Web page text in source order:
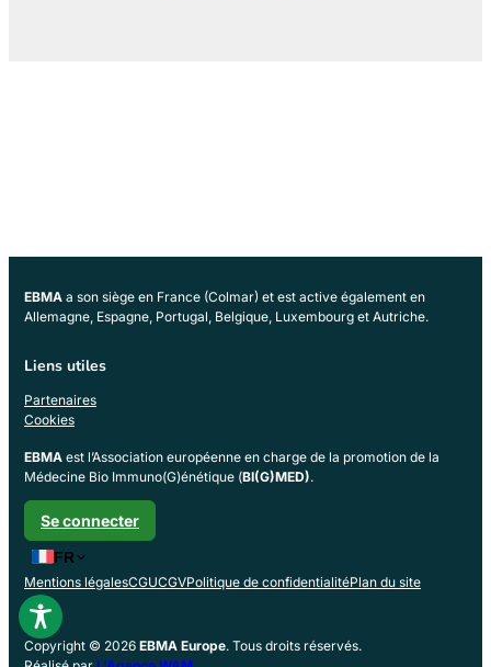
EBMA a son siège en France (Colmar) et est active également en
Allemagne, Espagne, Portugal, Belgique, Luxembourg et Autriche.
Liens utiles
Partenaires
Cookies
EBMA est l’Association européenne en charge de la promotion de la
Médecine Bio Immuno(G)énétique (BI(G)MED).
Se connecter
FR
Mentions légalesCGUCGVPolitique de confidentialitéPlan du site
Copyright © 2026 EBMA Europe. Tous droits réservés.